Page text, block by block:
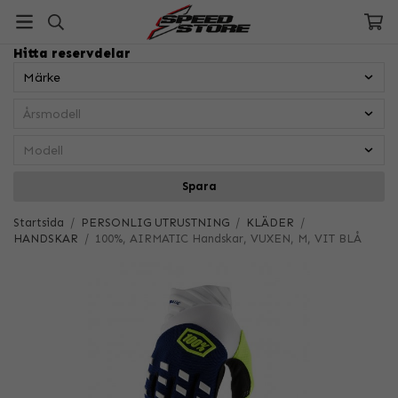
Hitta reservdelar
Spara
Startsida / PERSONLIG UTRUSTNING / KLÄDER /
HANDSKAR / 100%, AIRMATIC Handskar, VUXEN, M, VIT BLÅ